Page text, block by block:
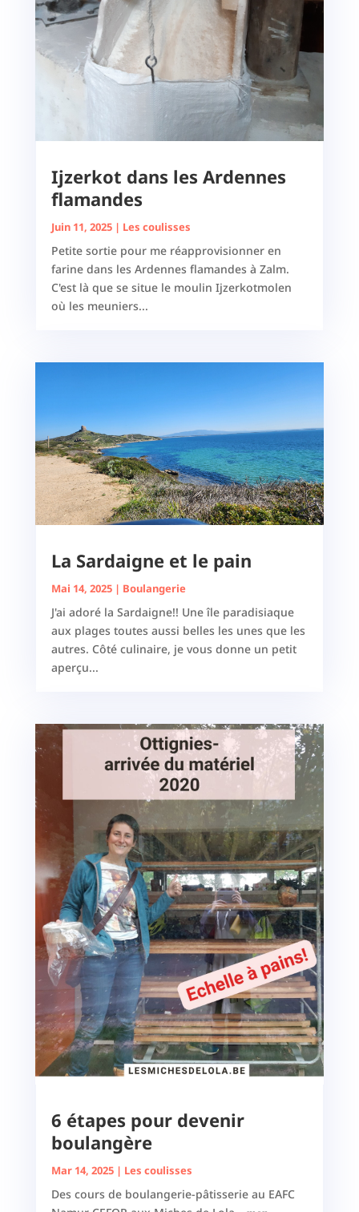
Ijzerkot dans les Ardennes
flamandes
Juin 11, 2025| Les coulisses
Petite sortie pour me réapprovisionner en
farine dans les Ardennes flamandes à Zalm.
C'est là que se situe le moulin Ijzerkotmolen
où les meuniers...
La Sardaigne et le pain
Mai 14, 2025| Boulangerie
J'ai adoré la Sardaigne!! Une île paradisiaque
aux plages toutes aussi belles les unes que les
autres. Côté culinaire, je vous donne un petit
aperçu...
6 étapes pour devenir
boulangère
Mar 14, 2025| Les coulisses
Des cours de boulangerie-pâtisserie au EAFC